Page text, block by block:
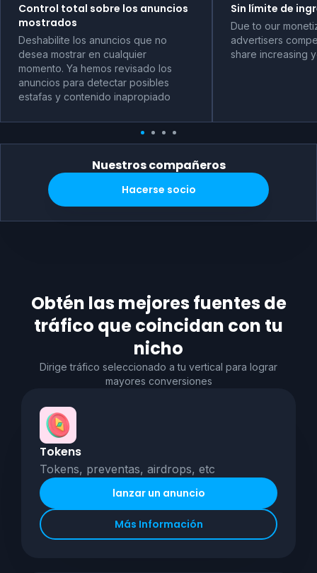
Control total sobre los anuncios
mostrados
Deshabilite los anuncios que no
desea mostrar en cualquier
momento. Ya hemos revisado los
anuncios para detectar posibles
estafas y contenido inapropiado
Sin límite de
Due to our
advertisers
share increasing
Nuestros compañeros
Hacerse socio
Obtén las mejores fuentes de
tráfico que coincidan con tu
nicho
Dirige tráfico seleccionado a tu vertical para lograr
mayores conversiones
Tokens
Tokens, preventas, airdrops, etc
lanzar un anuncio
Más Información